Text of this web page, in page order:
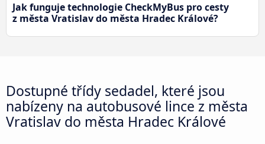
Jak funguje technologie CheckMyBus pro cesty
z města Vratislav do města Hradec Králové?
Dostupné třídy sedadel, které jsou
nabízeny na autobusové lince z města
Vratislav do města Hradec Králové